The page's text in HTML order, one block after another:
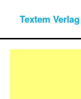
Textem Verlag